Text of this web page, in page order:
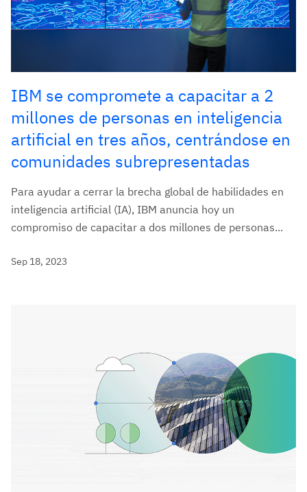
IBM se compromete a capacitar a 2
millones de personas en inteligencia
artificial en tres años, centrándose en
comunidades subrepresentadas
Para ayudar a cerrar la brecha global de habilidades en
inteligencia artificial (IA), IBM anuncia hoy un
compromiso de capacitar a dos millones de personas...
Sep 18, 2023